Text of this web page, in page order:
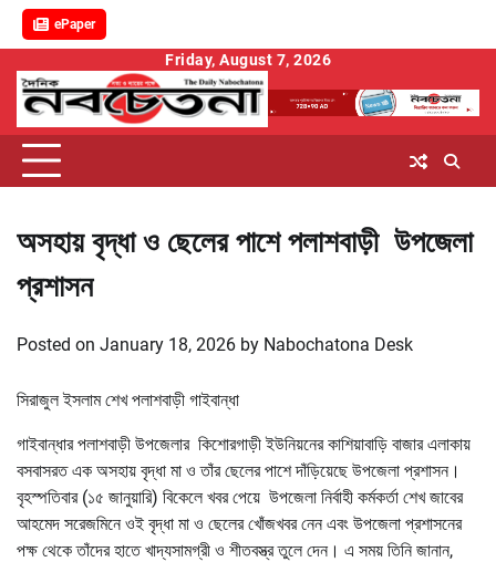
ePaper
content
Friday, August 7, 2026
অসহায় বৃদ্ধা ও ছেলের পাশে পলাশবাড়ী উপজেলা
প্রশাসন
Posted on January 18, 2026 by Nabochatona Desk
সিরাজুল ইসলাম শেখ পলাশবাড়ী গাইবান্ধা
গাইবান্ধার পলাশবাড়ী উপজেলার কিশোরগাড়ী ইউনিয়নের কাশিয়াবাড়ি বাজার এলাকায়
বসবাসরত এক অসহায় বৃদ্ধা মা ও তাঁর ছেলের পাশে দাঁড়িয়েছে উপজেলা প্রশাসন।
বৃহস্পতিবার (১৫ জানুয়ারি) বিকেলে খবর পেয়ে উপজেলা নির্বাহী কর্মকর্তা শেখ জাবের
আহমেদ সরেজমিনে ওই বৃদ্ধা মা ও ছেলের খোঁজখবর নেন এবং উপজেলা প্রশাসনের
পক্ষ থেকে তাঁদের হাতে খাদ্যসামগ্রী ও শীতবস্ত্র তুলে দেন। এ সময় তিনি জানান,